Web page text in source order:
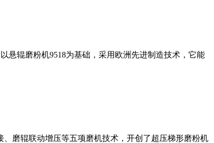
辊磨粉机9518为基础，采用欧洲先进制造技术，它能
磨辊联动增压等五项磨机技术，开创了超压梯形磨粉机